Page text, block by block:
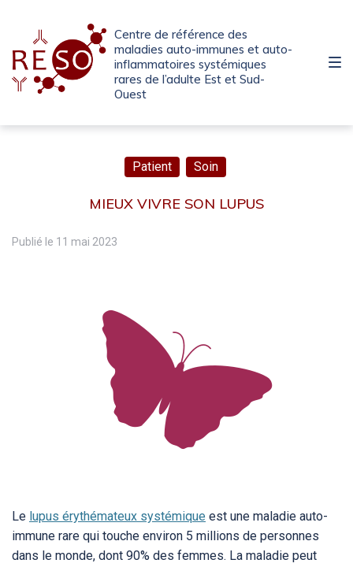
navigation
principale
contenu
pied
de
page
Centre de référence des
maladies auto-immunes et auto-
inflammatoires systémiques
rares de l’adulte Est et Sud-
Ouest
Patient Soin
MIEUX VIVRE SON LUPUS
Publié le 11 mai 2023
Le lupus érythémateux systémique est une maladie auto-
immune rare qui touche environ 5 millions de personnes
dans le monde, dont 90% des femmes. La maladie peut